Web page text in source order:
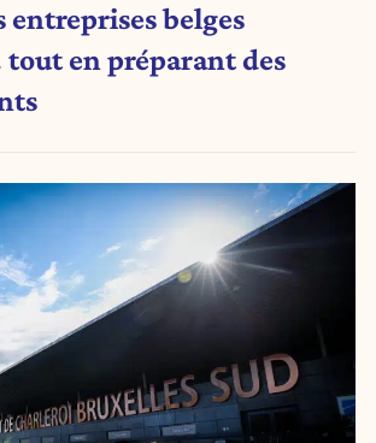
entreprises belges
en préparant des